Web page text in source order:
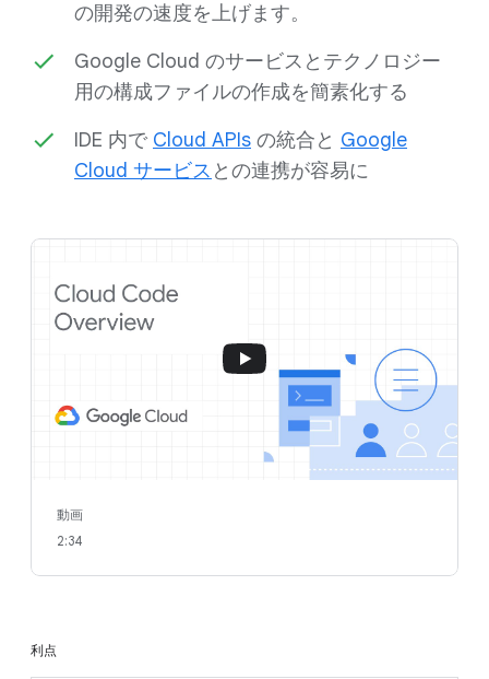
の開発の速度を上げます。
Google Cloud のサービスとテクノロジー
用の構成ファイルの作成を簡素化する
IDE 内で Cloud APIs の統合と Google
Cloud サービス との連携が容易に
動画
2:34
利点